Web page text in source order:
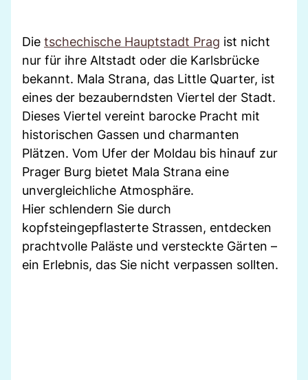
Die tschechische Hauptstadt Prag ist nicht
nur für ihre Altstadt oder die Karlsbrücke
bekannt. Mala Strana, das Little Quarter, ist
eines der bezauberndsten Viertel der Stadt.
Dieses Viertel vereint barocke Pracht mit
historischen Gassen und charmanten
Plätzen. Vom Ufer der Moldau bis hinauf zur
Prager Burg bietet Mala Strana eine
unvergleichliche Atmosphäre.
Hier schlendern Sie durch
kopfsteingepflasterte Strassen, entdecken
prachtvolle Paläste und versteckte Gärten –
ein Erlebnis, das Sie nicht verpassen sollten.